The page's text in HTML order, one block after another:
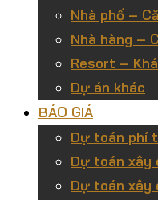
Nhà phố –
Nhà hàng –
Resort –
Dự án khác
BÁO GIÁ
Dự toán phí
Dự toán xây
Dự toán xây